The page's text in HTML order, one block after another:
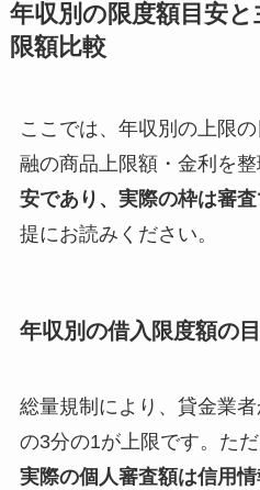
年収別の限度額目安
限額比較
ここでは、年収別の上限
融の商品上限額・金利を
安であり、実際の枠は審
提にお読みください。
年収別の借入限度額の
総量規制により、貸金業
の3分の1が上限です。た
実際の個人審査額は信用